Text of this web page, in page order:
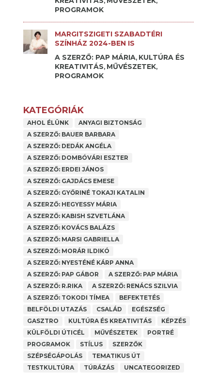
PROGRAMOK
MARGITSZIGETI SZABADTÉRI
SZÍNHÁZ 2024-BEN IS
A SZERZŐ: PAP MÁRIA, KULTÚRA ÉS
KREATIVITÁS, MŰVÉSZETEK,
PROGRAMOK
KATEGÓRIÁK
AHOL ÉLÜNK
ANYAGI BIZTONSÁG
A SZERZŐ: BAUER BARBARA
A SZERZŐ: DEDÁK ANGÉLA
A SZERZŐ: DOMBÓVÁRI ESZTER
A SZERZŐ: ERDEI JÁNOS
A SZERZŐ: GAJDÁCS EMESE
A SZERZŐ: GYŐRINÉ TOKAJI KATALIN
A SZERZŐ: HEGYESSY MÁRIA
A SZERZŐ: KABISH SZVETLÁNA
A SZERZŐ: KOVÁCS BALÁZS
A SZERZŐ: MARSI GABRIELLA
A SZERZŐ: MORÁR ILDIKÓ
A SZERZŐ: NYESTÉNÉ KÁRP ANNA
A SZERZŐ: PAP GÁBOR
A SZERZŐ: PAP MÁRIA
A SZERZŐ: R.RIKA
A SZERZŐ: RENÁCS SZILVIA
A SZERZŐ: TOKODI TÍMEA
BEFEKTETÉS
BELFÖLDI UTAZÁS
CSALÁD
EGÉSZSÉG
GASZTRO
KULTÚRA ÉS KREATIVITÁS
KÉPZÉS
KÜLFÖLDI ÚTICÉL
MŰVÉSZETEK
PORTRÉ
PROGRAMOK
STÍLUS
SZERZŐK
SZÉPSÉGÁPOLÁS
TEMATIKUS ÚT
TESTKULTÚRA
TÚRÁZÁS
UNCATEGORIZED